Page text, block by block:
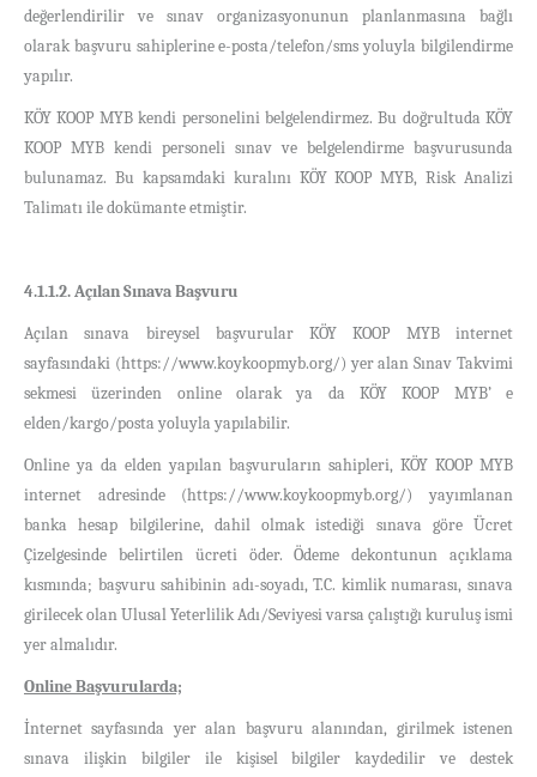
değerlendirilir ve sınav organizasyonunun planlanmasına bağlı
olarak başvuru sahiplerine e-posta/telefon/sms yoluyla bilgilendirme
yapılır.
KÖY KOOP MYB kendi personelini belgelendirmez. Bu doğrultuda KÖY
KOOP MYB kendi personeli sınav ve belgelendirme başvurusunda
bulunamaz. Bu kapsamdaki kuralını KÖY KOOP MYB, Risk Analizi
Talimatı ile dokümante etmiştir.
4.1.1.2. Açılan Sınava Başvuru
Açılan sınava bireysel başvurularKÖY KOOP MYB internet
sayfasındaki (https://www.koykoopmyb.org/) yer alan Sınav Takvimi
sekmesi üzerinden online olarak ya da KÖY KOOP MYB’ e
elden/kargo/posta yoluyla yapılabilir.
Online ya da elden yapılan başvuruların sahipleri, KÖY KOOP MYB
internet adresinde (https://www.koykoopmyb.org/) yayımlanan
banka hesap bilgilerine, dahil olmak istediği sınava göre Ücret
Çizelgesinde belirtilen ücreti öder. Ödeme dekontunun açıklama
kısmında; başvuru sahibinin adı-soyadı, T.C. kimlik numarası, sınava
girilecek olan Ulusal Yeterlilik Adı/Seviyesi varsa çalıştığı kuruluş ismi
yer almalıdır.
Online Başvurularda;
İnternet sayfasında yer alan başvuru alanından, girilmek istenen
sınava ilişkin bilgiler ile kişisel bilgiler kaydedilir ve destek